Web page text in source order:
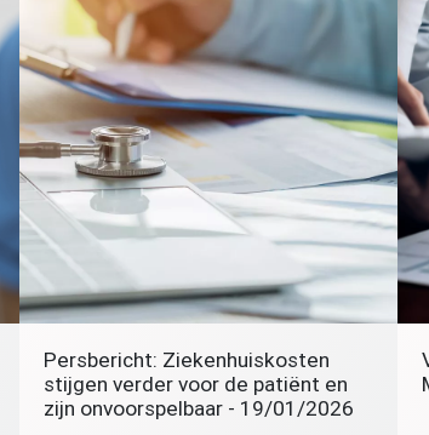
Persbericht: Ziekenhuiskosten
stijgen verder voor de patiënt en
zijn onvoorspelbaar - 19/01/2026